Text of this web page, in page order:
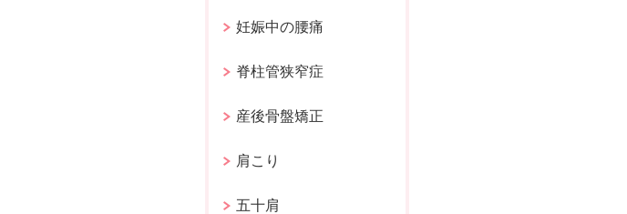
妊娠中の腰痛
脊柱管狭窄症
産後骨盤矯正
肩こり
五十肩